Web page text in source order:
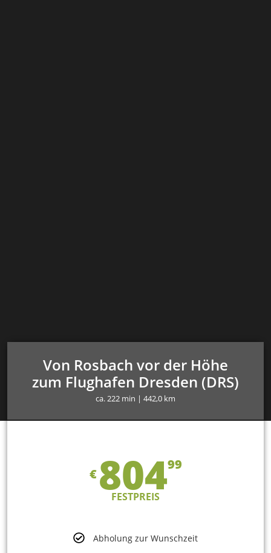
Von Rosbach vor der Höhe
zum Flughafen Dresden (DRS)
ca. 222 min | 442,0 km
€ 80499
FESTPREIS
Abholung zur Wunschzeit